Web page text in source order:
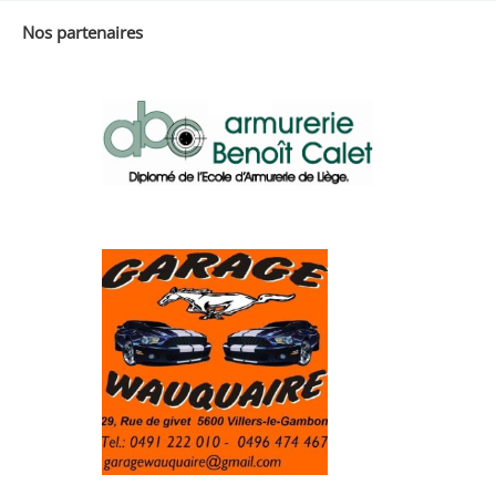
Nos partenaires